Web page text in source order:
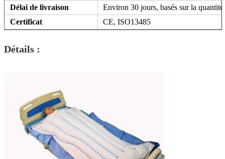
Délai de livraison
Environ 30 jours, basés sur la
Certificat
CE, ISO13485
Détails :